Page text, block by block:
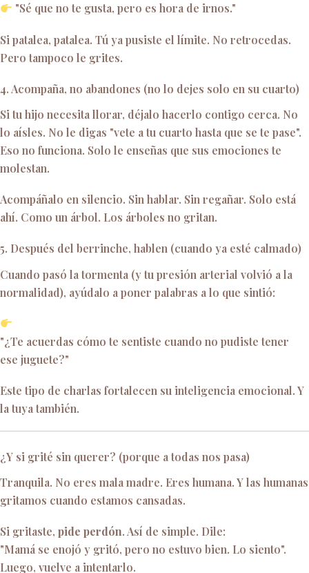
"Sé que no te gusta, pero es hora de irnos."
Si patalea, patalea. Tú ya pusiste el límite. No retrocedas.
Pero tampoco le grites.
4. Acompaña, no abandones (no lo dejes solo en su cuarto)
Si tu hijo necesita llorar, déjalo hacerlo contigo cerca. No
lo aísles. No le digas "vete a tu cuarto hasta que se te pase".
Eso no funciona. Solo le enseñas que sus emociones te
molestan.
Acompáñalo en silencio. Sin hablar. Sin regañar. Solo está
ahí. Como un árbol. Los árboles no gritan.
5. Después del berrinche, hablen (cuando ya esté calmado)
Cuando pasó la tormenta (y tu presión arterial volvió a la
normalidad), ayúdalo a poner palabras a lo que sintió:
"¿Te acuerdas cómo te sentiste cuando no pudiste tener
ese juguete?"
Este tipo de charlas fortalecen su inteligencia emocional. Y
la tuya también.
¿Y si grité sin querer? (porque a todas nos pasa)
Tranquila. No eres mala madre. Eres humana. Y las humanas
gritamos cuando estamos cansadas.
Si gritaste, pide perdón. Así de simple. Dile:
"Mamá se enojó y gritó, pero no estuvo bien. Lo siento".
Luego, vuelve a intentarlo.